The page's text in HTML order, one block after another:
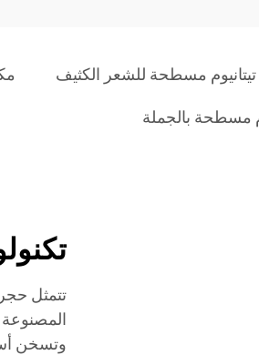
مسطحة للشعر الكثيف
مسطحة بالجملة
تتمثل
المصنوعة